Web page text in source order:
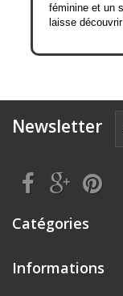
féminine et un
laisse
Newsletter
Catégories
Informations